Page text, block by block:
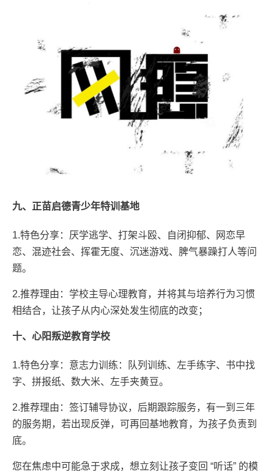
九、正苗启德青少年特训基地
1.特色分享：厌学逃学、打架斗殴、自闭抑郁、网恋早
恋、混迹社会、挥霍无度、沉迷游戏、脾气暴躁打人等问
题。
2.推荐理由：学校主导心理教育，并将其与培养行为习惯
相结合，让孩子从内心深处发生彻底的改变；
十、心阳叛逆教育学校
1.特色分享：意志力训练：队列训练、左手练字、书中找
字、拼报纸、数大米、左手夹黄豆。
2.推荐理由：签订辅导协议，后期跟踪服务，有一到三年
的服务期，若出现反弹，可再回基地教育，为孩子负责到
底。
您在焦虑中可能急于求成，想立刻让孩子变回 “听话” 的模